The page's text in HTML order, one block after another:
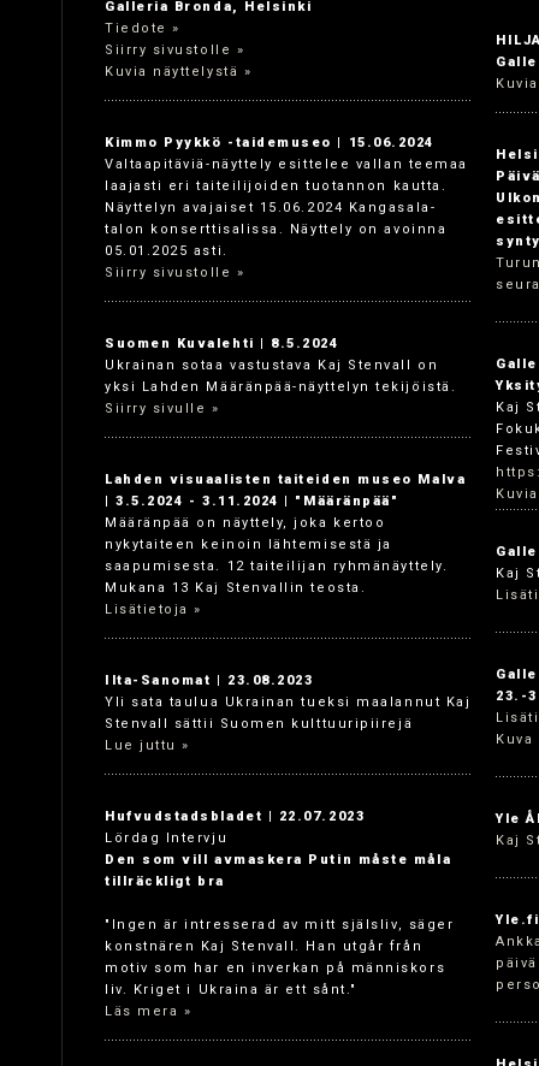
Galleria Bronda, Helsinki
Tiedote »
Siirry sivustolle »
Kuvia näyttelystä »
Kimmo Pyykkö -taidemuseo | 15.06.2024
Valtaapitäviä-näyttely esittelee vallan teemaa
laajasti eri taiteilijoiden tuotannon kautta.
Näyttelyn avajaiset 15.06.2024 Kangasala-
talon konserttisalissa. Näyttely on avoinna
05.01.2025 asti.
Siirry sivustolle »
Suomen Kuvalehti | 8.5.2024
Ukrainan sotaa vastustava Kaj Stenvall on
yksi Lahden Määränpää-näyttelyn tekijöistä.
Siirry sivulle »
Lahden visuaalisten taiteiden museo Malva
| 3.5.2024 - 3.11.2024 | "Määränpää"
Määränpää on näyttely, joka kertoo
nykytaiteen keinoin lähtemisestä ja
saapumisesta. 12 taiteilijan ryhmänäyttely.
Mukana 13 Kaj Stenvallin teosta.
Lisätietoja »
Ilta-Sanomat | 23.08.2023
Yli sata taulua Ukrainan tueksi maalannut Kaj
Stenvall sättii Suomen kulttuuripiirejä
Lue juttu »
Hufvudstadsbladet | 22.07.2023
Lördag Intervju
Den som vill avmaskera Putin måste måla
tillräckligt bra
"Ingen är intresserad av mitt själsliv, säger
konstnären Kaj Stenvall. Han utgår från
motiv som har en inverkan på människors
liv. Kriget i Ukraina är ett sånt."
Läs mera »
Kaj
Kaj
23.-
Yle
Kaj